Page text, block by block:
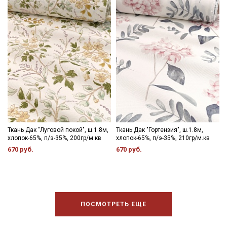
Ткань Дак "Луговой покой", ш.1.8м,
хлопок-65%, п/э-35%, 200гр/м.кв
670 руб.
Ткань Дак "Гортензия", ш.1.8м,
хлопок-65%, п/э-35%, 210гр/м.кв
670 руб.
ПОСМОТРЕТЬ ЕЩЕ